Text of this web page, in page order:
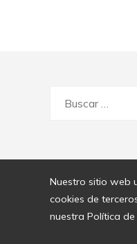
Nuestro sitio web
cookies de
nuestra Política